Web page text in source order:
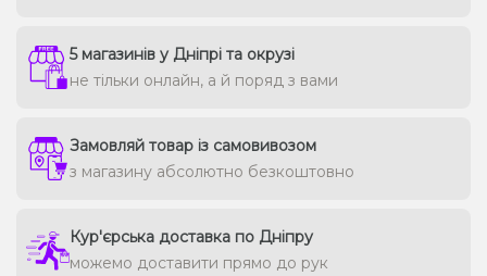
5 магазинів у Дніпрі та окрузі
не тільки онлайн, а й поряд з вами
Замовляй товар із самовивозом
з магазину абсолютно безкоштовно
Кур'єрська доставка по Дніпру
можемо доставити прямо до рук